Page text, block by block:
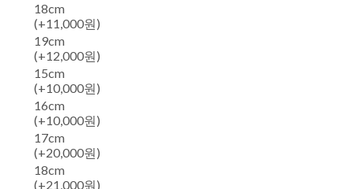
18cm
(+11,000원)
19cm
(+12,000원)
15cm
(+10,000원)
16cm
(+10,000원)
17cm
(+20,000원)
18cm
(+21,000원)